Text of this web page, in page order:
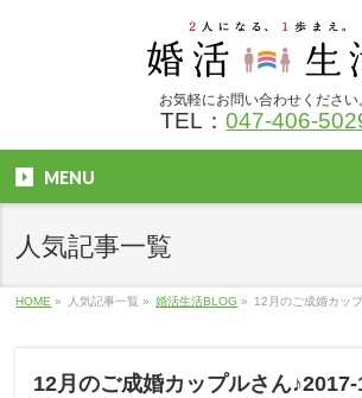
お気軽にお問い合わせください
TEL：047-406-
MENU
人気記事一覧
HOME » 人気記事一覧 » 婚活生活BLOG » 12月のご成婚カッ
12月のご成婚カップルさん